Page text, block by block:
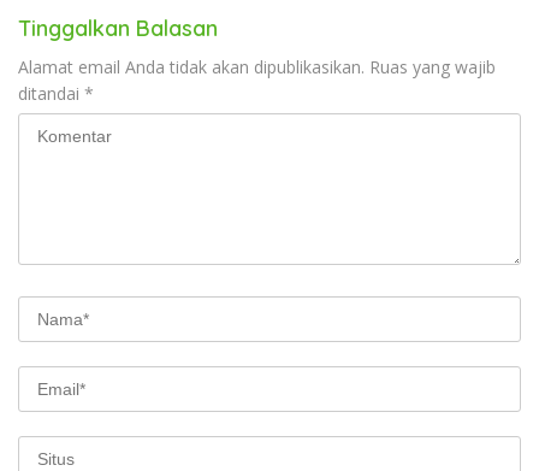
Tinggalkan Balasan
Alamat email Anda tidak akan dipublikasikan. Ruas yang wajib
ditandai *